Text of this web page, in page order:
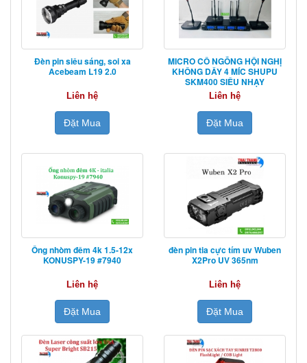
Đèn pin siêu sáng, soi xa
Acebeam L19 2.0
Liên hệ
Đặt Mua
MICRO CỔ NGỖNG HỘI NGHỊ
KHÔNG DÂY 4 MÍC SHUPU
SKM400 SIÊU NHẠY
Liên hệ
Đặt Mua
Ống nhòm đêm 4k 1.5-12x
KONUSPY-19 #7940
Liên hệ
Đặt Mua
đèn pin tia cực tím uv Wuben
X2Pro UV 365nm
Liên hệ
Đặt Mua